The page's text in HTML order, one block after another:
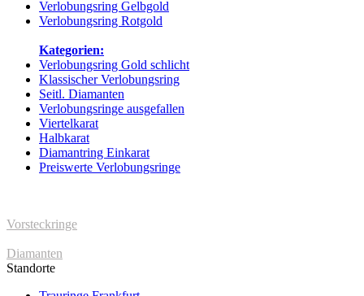
Verlobungsring Gelbgold
Verlobungsring Rotgold
Kategorien:
Verlobungsring Gold schlicht
Klassischer Verlobungsring
Seitl. Diamanten
Verlobungsringe ausgefallen
Viertelkarat
Halbkarat
Diamantring Einkarat
Preiswerte Verlobungsringe
Vorsteckringe
Diamanten
Standorte